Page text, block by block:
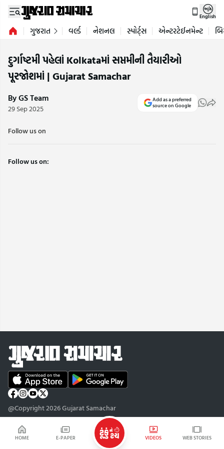
HOME E-PAPER VIDEOS WEB STORIES
English
ગુજરાત વર્લ્ડ નેશનલ સ્પોર્ટ્સ એન્ટરટેઈનમેન્ટ
દુર્ગાષ્ટમી પહેલાં Kolkataમાં સપ્તમીની તૈયારીઓ
પૂરજોશમાં | Gujarat Samachar
By GS Team
29 Sep 2025
Add as a preferred
source on Google
Follow us on
Follow us on:
@Copyright 2026 Gujarat Samachar